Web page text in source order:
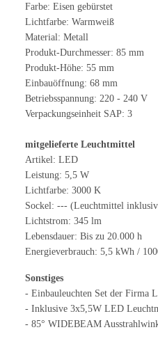
Farbe: Eisen gebürstet
Lichtfarbe: Warmweiß
Material: Metall
Produkt-Durchmesser: 85 mm
Produkt-Höhe: 55 mm
Einbauöffnung: 68 mm
Betriebsspannung: 220 - 240 V
Verpackungseinheit SAP: 3
mitgelieferte Leuchtmittel
Artikel: LED
Leistung: 5,5 W
Lichtfarbe: 3000 K
Sockel: --- (Leuchtmittel
Lichtstrom: 345 lm
Lebensdauer: Bis zu 20.000 h
Energieverbrauch: 5,5 kWh /
Sonstiges
- Einbauleuchten Set der Firma
- Inklusive 3x5,5W LED
- 85° WIDEBEAM